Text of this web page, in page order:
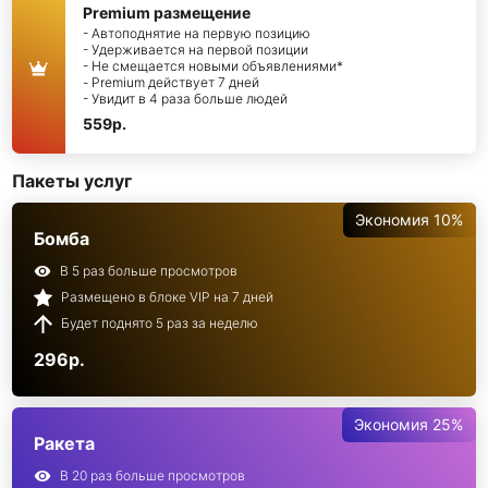
Premium размещение
- Автоподнятие на первую позицию
- Удерживается на первой позиции
- Не смещается новыми объявлениями*
- Premium действует 7 дней
- Увидит в 4 раза больше людей
559р.
Пакеты услуг
Экономия 10%
Бомба
В 5 раз больше просмотров
Размещено в блоке VIP на 7 дней
Будет поднято 5 раз за неделю
296р.
Экономия 25%
Ракета
В 20 раз больше просмотров